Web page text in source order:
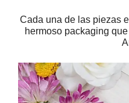
Cada una de las piezas
hermoso packaging